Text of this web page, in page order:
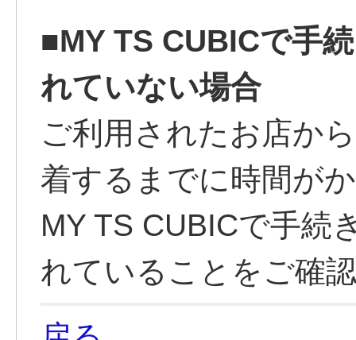
■MY TS CUBICで手
れていない場合
ご利用されたお店か
着するまでに時間が
MY TS CUBICで手続
れていることをご確